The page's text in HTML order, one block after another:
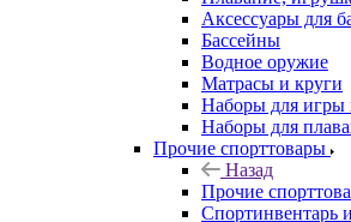
Аксессуары для
Бассейны
Водное оружие
Матрасы и круги
Наборы для игры
Наборы для
Прочие спорттовары
Назад
Прочие
Спортинвентарь